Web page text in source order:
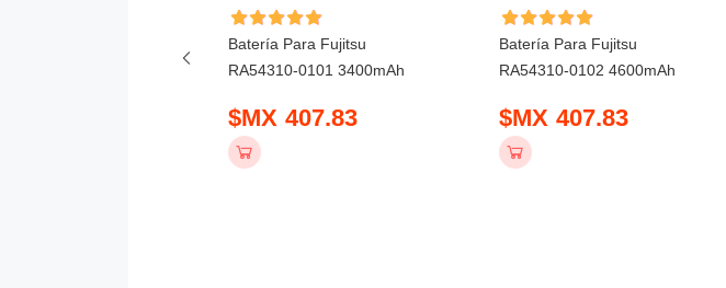
Batería Para Fujitsu
RA54310-0101 3400mAh
$MX 407.83
Batería Para Fujitsu
RA54310-0102 4600mAh
$MX 407.83